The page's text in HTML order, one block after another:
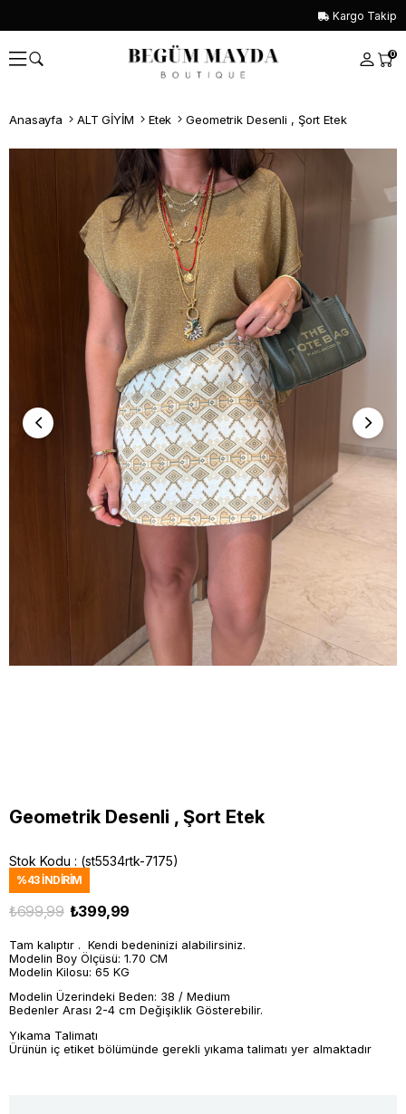
Kargo Takip
0
Anasayfa ALT GİYİM Etek Geometrik Desenli , Şort Etek
Whatsapp İle Sipariş ver
Geometrik Desenli , Şort Etek
Stok Kodu (st5534rtk-7175)
%43İNDIRIM
₺699,99 ₺399,99
Tam kalıptır . Kendi bedeninizi alabilirsiniz.
Modelin Boy Ölçüsü: 1.70 CM
Modelin Kilosu: 65 KG
Modelin Üzerindeki Beden: 38 / Medium
Bedenler Arası 2-4 cm Değişiklik Gösterebilir.
Yıkama Talimatı
Ürünün iç etiket bölümünde gerekli yıkama talimatı yer almaktadır